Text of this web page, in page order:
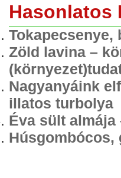
Hasonlatos
Tokapecsenye,
Zöld lavina –
Nagyanyáink
illatos turbolya
Éva sült almája
Húsgombócos,